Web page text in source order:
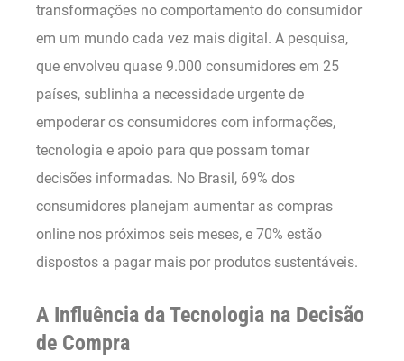
transformações no comportamento do consumidor
em um mundo cada vez mais digital. A pesquisa,
que envolveu quase 9.000 consumidores em 25
países, sublinha a necessidade urgente de
empoderar os consumidores com informações,
tecnologia e apoio para que possam tomar
decisões informadas. No Brasil, 69% dos
consumidores planejam aumentar as compras
online nos próximos seis meses, e 70% estão
dispostos a pagar mais por produtos sustentáveis.
A Influência da Tecnologia na Decisão
de Compra